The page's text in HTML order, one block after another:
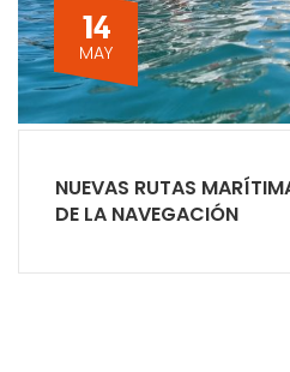
14
MAY
NUEVAS RUTAS
DE LA NAVEGACIÓN